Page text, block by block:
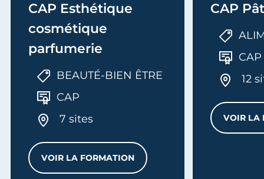
CAP Esthétique
cosmétique
parfumerie
BEAUTÉ-BIEN ÊTRE
CAP
7 sites
VOIR LA FORMATIONCAP ESTHÉTIQUE COSMÉTIQUE
CAP
CAP
12
VOIR LA